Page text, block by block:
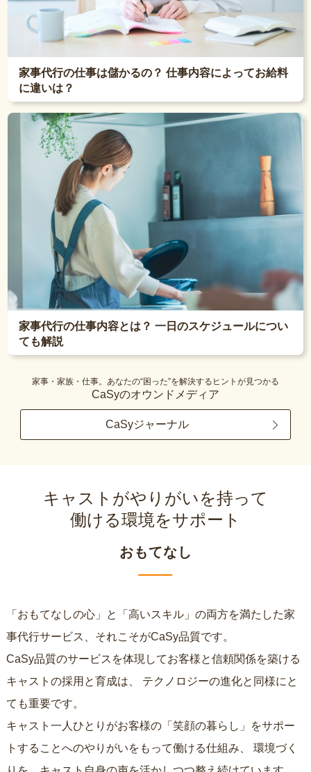
家事代行の仕事は儲かるの？ 仕事内容によってお給料
に違いは？
家事代行の仕事内容とは？ 一日のスケジュールについ
ても解説
家事・家族・仕事。あなたの“困った”を解決するヒントが見つかる
CaSyのオウンドメディア
CaSyジャーナル
キャストがやりがいを持って
働ける環境をサポート
おもてなし
「おもてなしの心」と「高いスキル」の両方を満たした家
事代行サービス、それこそがCaSy品質です。
CaSy品質のサービスを体現してお客様と信頼関係を築ける
キャストの採用と育成は、
ても重要です。
キャスト一人ひとりがお客様の「笑顔の暮らし」をサポー
トすることへのやりがいをもって働ける仕組み、